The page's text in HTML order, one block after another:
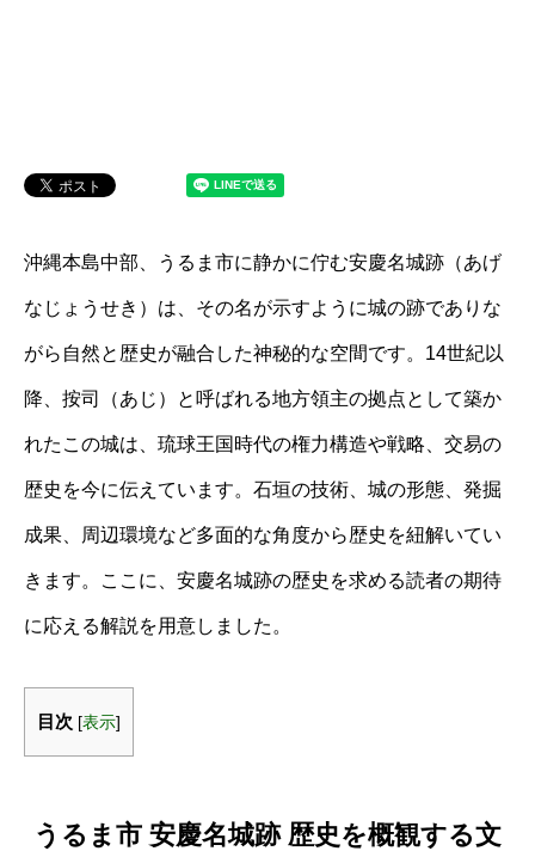
沖縄本島中部、うるま市に静かに佇む安慶名城跡（あげ
なじょうせき）は、その名が示すように城の跡でありな
がら自然と歴史が融合した神秘的な空間です。14世紀以
降、按司（あじ）と呼ばれる地方領主の拠点として築か
れたこの城は、琉球王国時代の権力構造や戦略、交易の
歴史を今に伝えています。石垣の技術、城の形態、発掘
成果、周辺環境など多面的な角度から歴史を紐解いてい
きます。ここに、安慶名城跡の歴史を求める読者の期待
に応える解説を用意しました。
目次 [表示]
うるま市 安慶名城跡 歴史を概観する文